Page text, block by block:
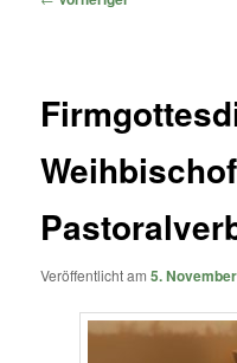
Veröffentlicht am5.